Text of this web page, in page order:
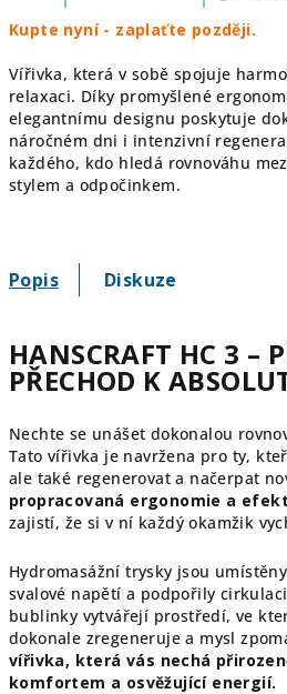
Kupte nyní - zaplaťte později.
Vířivka, která v sobě spojuje
relaxaci. Díky promyšlené
elegantnímu designu poskytuje
náročném dni i intenzivní
každého, kdo hledá rovnováhu
stylem a odpočinkem.
Popis Diskuze
HANSCRAFT HC 3 –
PŘECHOD K
Nechte se unášet dokonalou
Tato vířivka je navržena pro ty,
ale také regenerovat a načerpat
propracovaná ergonomie a
zajistí, že si v ní každý okamžik
Hydromasážní trysky jsou
svalové napětí a podpořily
bublinky vytvářejí prostředí, ve
dokonale zregeneruje a mysl
vířivka, která vás nechá
komfortem a osvěžující energií.